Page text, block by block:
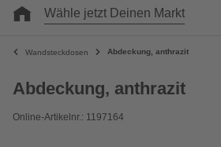
Wähle jetzt Deinen Markt
Wandsteckdosen Abdeckung, anthrazit
Abdeckung, anthrazit
Online-Artikelnr.: 1197164